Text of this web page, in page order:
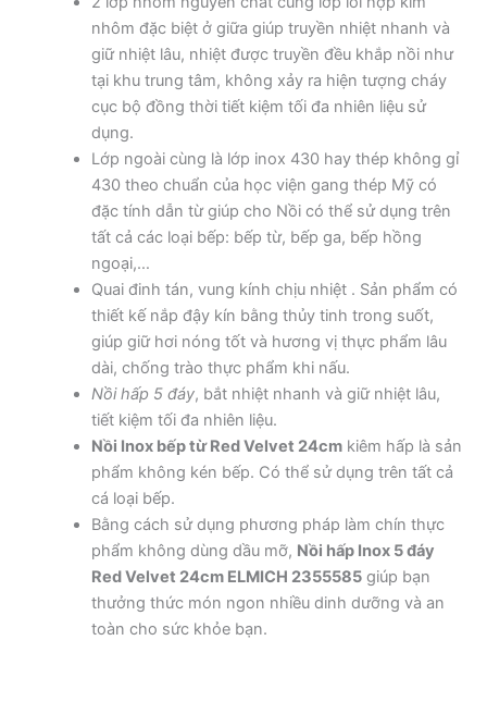
nhôm đặc biệt ở giữa giúp truyền nhiệt nhanh và
giữ nhiệt lâu, nhiệt được truyền đều khắp nồi như
tại khu trung tâm, không xảy ra hiện tượng cháy
cục bộ đồng thời tiết kiệm tối đa nhiên liệu sử
dụng.
Lớp ngoài cùng là lớp inox 430 hay thép không gỉ
430 theo chuẩn của học viện gang thép Mỹ có
đặc tính dẫn từ giúp cho Nồi có thể sử dụng trên
tất cả các loại bếp: bếp từ, bếp ga, bếp hồng
ngoại,…
Quai đinh tán, vung kính chịu nhiệt . Sản phẩm có
thiết kế nắp đậy kín bằng thủy tinh trong suốt,
giúp giữ hơi nóng tốt và hương vị thực phẩm lâu
dài, chống trào thực phẩm khi nấu.
Nồi hấp 5 đáy, bắt nhiệt nhanh và giữ nhiệt lâu,
tiết kiệm tối đa nhiên liệu.
Nồi Inox bếp từ Red Velvet 24cmkiêm hấp là sản
phẩm không kén bếp. Có thể sử dụng trên tất cả
cá loại bếp.
Bằng cách sử dụng phương pháp làm chín thực
phẩm không dùng dầu mỡ, Nồi hấp Inox 5 đáy
Red Velvet 24cm ELMICH 2355585giúp bạn
thưởng thức món ngon nhiều dinh dưỡng và an
toàn cho sức khỏe bạn.